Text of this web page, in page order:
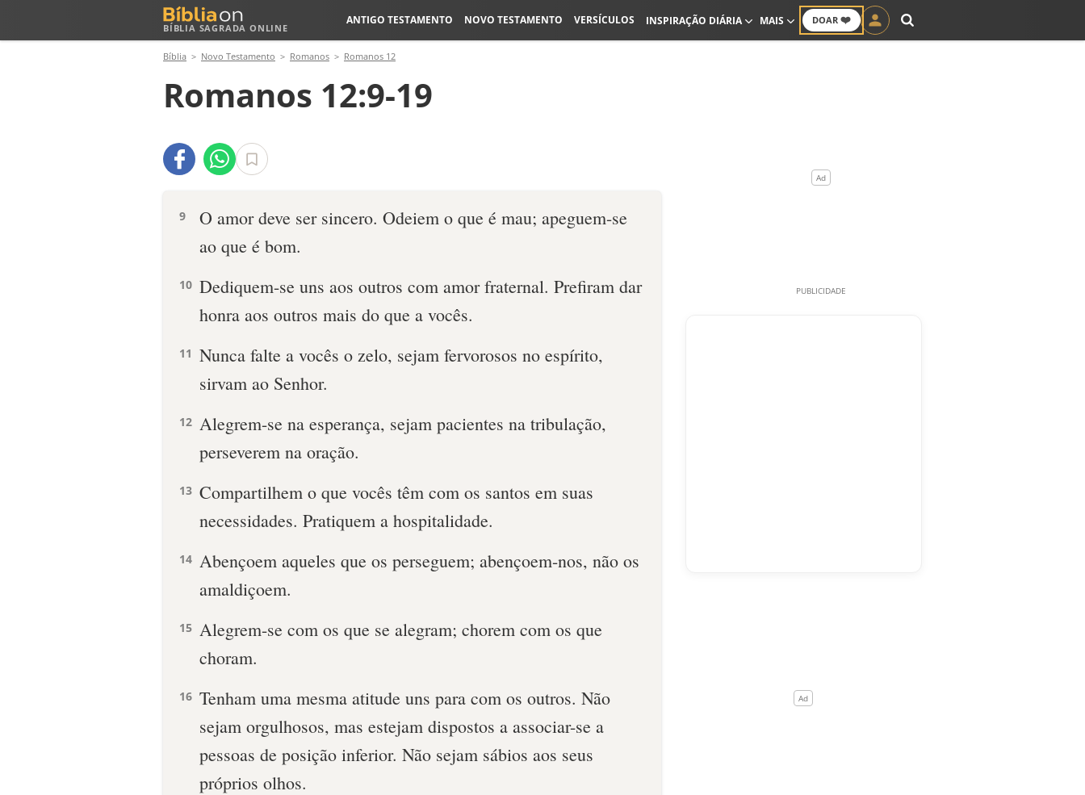
BÍBLIA SAGRADA ONLINE
DOAR ❤️
ANTIGO TESTAMENTO NOVO TESTAMENTO VERSÍCULOS INSPIRAÇÃO DIÁRIA MAIS
Bíblia Novo Testamento Romanos Romanos 12
Romanos 12:9-19
9
O amor deve ser sincero. Odeiem o que é mau; apeguem-se
ao que é bom.
10 Dediquem-se uns aos outros com amor fraternal. Prefiram dar
honra aos outros mais do que a vocês.
11 Nunca falte a vocês o zelo, sejam fervorosos no espírito,
sirvam ao Senhor.
12 Alegrem-se na esperança, sejam pacientes na tribulação,
perseverem na oração.
13 Compartilhem o que vocês têm com os santos em suas
necessidades. Pratiquem a hospitalidade.
14 Abençoem aqueles que os perseguem; abençoem-nos, não os
amaldiçoem.
15 Alegrem-se com os que se alegram; chorem com os que
choram.
16 Tenham uma mesma atitude uns para com os outros. Não
sejam orgulhosos, mas estejam dispostos a associar-se a
pessoas de posição inferior. Não sejam sábios aos seus
próprios olhos.